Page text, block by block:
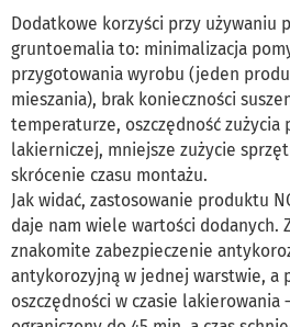
Dodatkowe korzyści przy używaniu
gruntoemalia to: minimalizacja
przygotowania wyrobu (jeden
mieszania), brak konieczności
temperaturze, oszczędność zużycia
lakierniczej, mniejsze zużycie
skrócenie czasu montażu.
Jak widać, zastosowanie produktu
daje nam wiele wartości dodanych.
znakomite zabezpieczenie
antykorozyjną w jednej warstwie, a
oszczędności w czasie lakierowania